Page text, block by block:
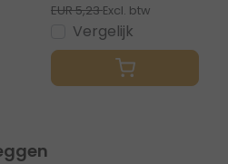
EUR 5,23Excl. btw
Vergelijk